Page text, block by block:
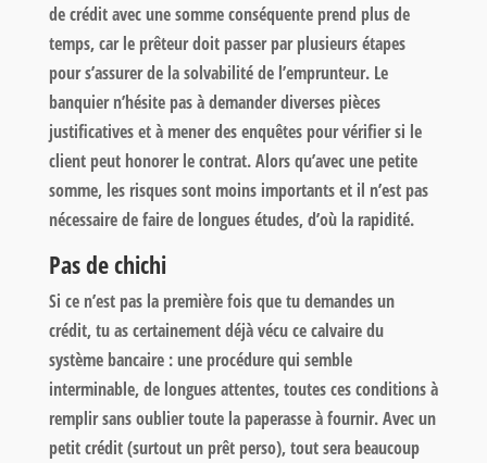
de crédit avec une somme conséquente prend plus de
temps, car le prêteur doit passer par plusieurs étapes
pour s’assurer de la solvabilité de l’emprunteur. Le
banquier n’hésite pas à demander diverses pièces
justificatives et à mener des enquêtes pour vérifier si le
client peut honorer le contrat. Alors qu’avec une petite
somme, les risques sont moins importants et il n’est pas
nécessaire de faire de longues études, d’où la rapidité.
Pas de chichi
Si ce n’est pas la première fois que tu demandes un
crédit, tu as certainement déjà vécu ce calvaire du
système bancaire : une procédure qui semble
interminable, de longues attentes, toutes ces conditions à
remplir sans oublier toute la paperasse à fournir. Avec un
petit crédit (surtout un prêt perso), tout sera beaucoup